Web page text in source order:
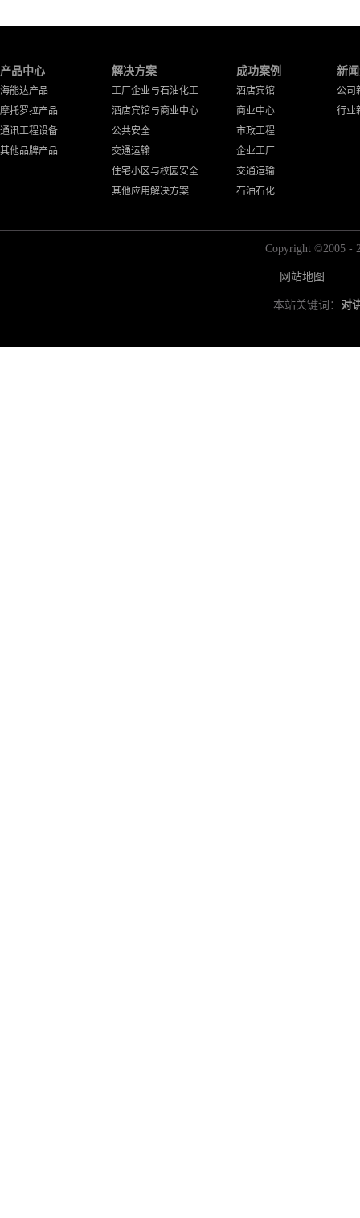
产品中心
海能达产品
摩托罗拉产品
通讯工程设备
其他品牌产品
解决方案
工厂企业与石油化工
酒店宾馆与商业中心
公共安全
交通运输
住宅小区与校园安全
其他应用解决方案
成功案例
酒店宾馆
商业中心
市政工程
企业工厂
交通运输
石油石化
新
公司
行业
Copyright ©2005 -
网站地图
本站关键词： 对